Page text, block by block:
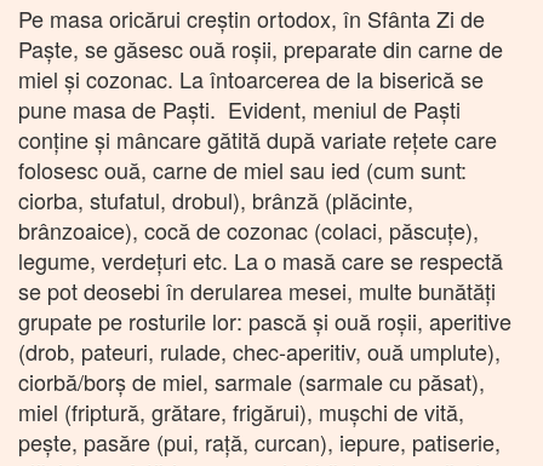
Pe masa oricărui creștin ortodox, în Sfânta Zi de
Paște, se găsesc ouă roșii, preparate din carne de
miel și cozonac. La întoarcerea de la biserică se
pune masa de Paști. Evident, meniul de Paști
conține și mâncare gătită după variate rețete care
folosesc ouă, carne de miel sau ied (cum sunt:
ciorba, stufatul, drobul), brânză (plăcinte,
brânzoaice), cocă de cozonac (colaci, păscuțe),
legume, verdețuri etc. La o masă care se respectă
se pot deosebi în derularea mesei, multe bunătăți
grupate pe rosturile lor: pască și ouă roșii, aperitive
(drob, pateuri, rulade, chec-aperitiv, ouă umplute),
ciorbă/borș de miel, sarmale (sarmale cu păsat),
miel (friptură, grătare, frigărui), mușchi de vită,
pește, pasăre (pui, rață, curcan), iepure, patiserie,